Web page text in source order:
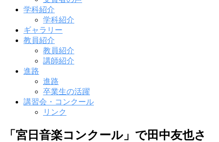
学科紹介
学科紹介
ギャラリー
教員紹介
教員紹介
講師紹介
進路
進路
卒業生の活躍
講習会・コンクール
リンク
「宮日音楽コンクール」で田中友也さ